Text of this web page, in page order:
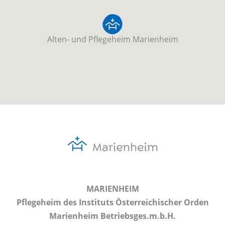
Alten- und Pflegeheim Marienheim
MARIENHEIM
Pflegeheim des Instituts Österreichischer Orden
Marienheim Betriebsges.m.b.H.